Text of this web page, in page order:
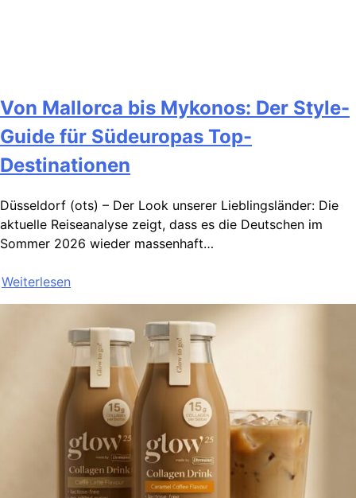
Von Mallorca bis Mykonos: Der Style-
Guide für Südeuropas Top-
Destinationen
Düsseldorf (ots) – Der Look unserer Lieblingsländer: Die
aktuelle Reiseanalyse zeigt, dass es die Deutschen im
Sommer 2026 wieder massenhaft…
Weiterlesen